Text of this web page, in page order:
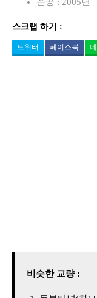
스크랩 하기 :
트위터 페이스북
비슷한 교량 :